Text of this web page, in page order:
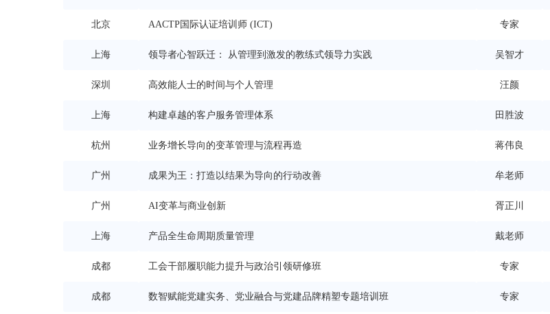
北京 AACTP国际认证培训师 (ICT) 专家
上海 领导者心智跃迁： 从管理到激发的教练式领导力实践 吴智才
深圳 高效能人士的时间与个人管理 汪颜
上海 构建卓越的客户服务管理体系 田胜波
杭州 业务增长导向的变革管理与流程再造 蒋伟良
广州 成果为王：打造以结果为导向的行动改善 牟老师
广州 AI变革与商业创新 胥正川
上海 产品全生命周期质量管理 戴老师
成都 工会干部履职能力提升与政治引领研修班 专家
成都 数智赋能党建实务、党业融合与党建品牌精塑专题培训班 专家